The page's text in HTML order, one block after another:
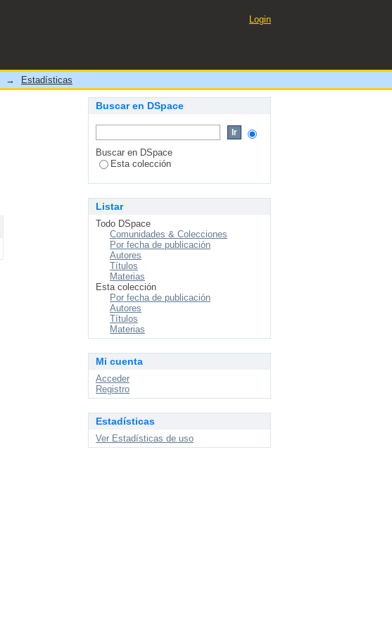
Login
→ Estadísticas
Buscar en DSpace
Buscar en DSpace
Esta colección
Listar
Todo DSpace
Comunidades & Colecciones
Por fecha de publicación
Autores
Títulos
Materias
Esta colección
Por fecha de publicación
Autores
Títulos
Materias
Mi cuenta
Acceder
Registro
Estadísticas
Ver Estadísticas de uso